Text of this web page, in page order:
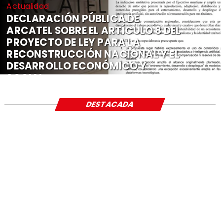
Actualidad
DECLARACIÓN PÚBLICA DE
ARCATEL SOBRE EL ARTÍCULO 8 DEL
PROYECTO DE LEY PARA LA
RECONSTRUCCIÓN NACIONAL Y EL
DESARROLLO ECONÓMICO Y
SOCIAL
DESTACADA